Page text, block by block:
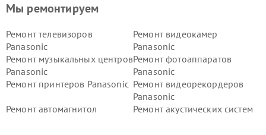
Мы ремонтируем
Ремонт телевизоров
Panasonic
Ремонт видеокамер
Panasonic
Ремонт музыкальных центров
Panasonic
Ремонт фотоаппаратов
Panasonic
Ремонт принтеров Panasonic Ремонт видеорекордеров
Panasonic
Ремонт автомагнитол
Ремонт акустических систем